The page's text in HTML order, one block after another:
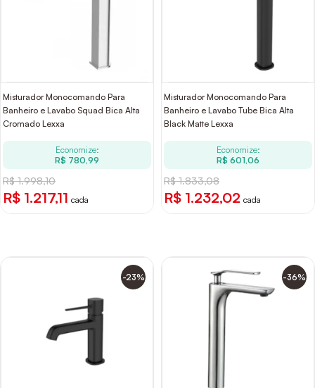
Misturador Monocomando Para
Banheiro e Lavabo Squad Bica Alta
Cromado Lexxa
Economize:
R$ 780,99
R$ 1.998,10
R$ 1.217,11 cada
Misturador Monocomando Para
Banheiro e Lavabo Tube Bica Alta
Black Matte Lexxa
Economize:
R$ 601,06
R$ 1.833,08
R$ 1.232,02 cada
-23% -36%